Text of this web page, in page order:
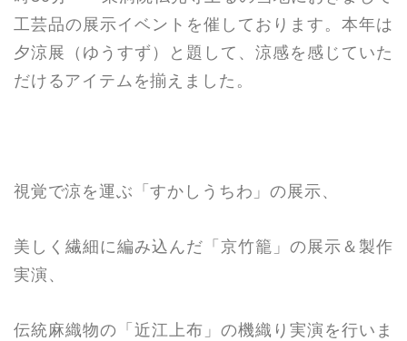
工芸品の展示イベントを催しております。本年は
夕涼展（ゆうすず）と題して、涼感を感じていた
だけるアイテムを揃えました。
視覚で涼を運ぶ「すかしうちわ」の展示、
美しく繊細に編み込んだ「京竹籠」の展示＆製作
実演、
伝統麻織物の「近江上布」の機織り実演を行いま